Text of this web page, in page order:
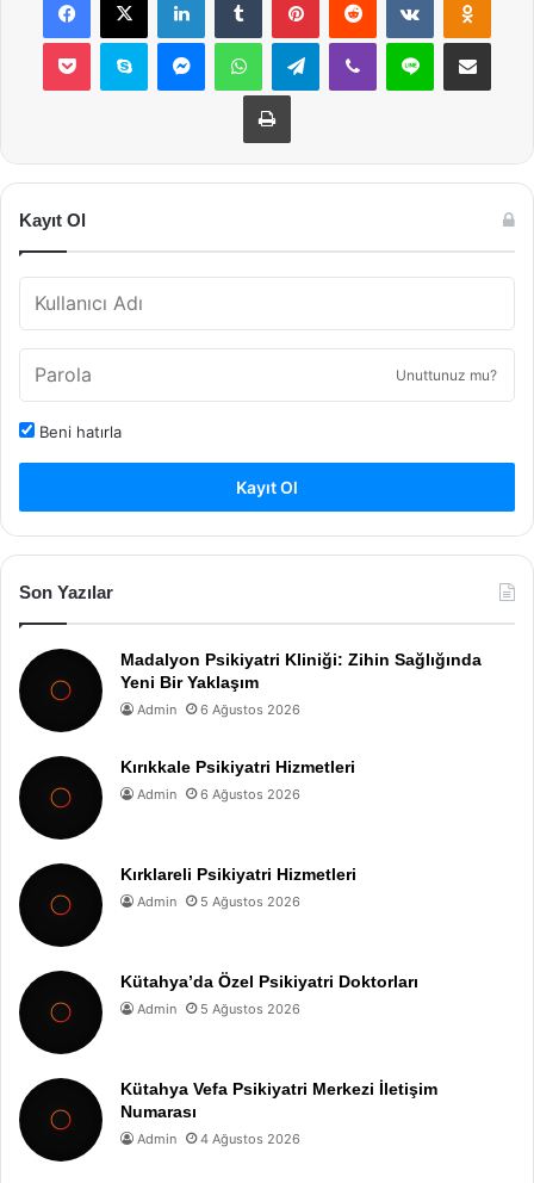
Pocket Skype MessengerWhatsAppTelegramViber Line E-Posta ile
Yazdır
Kayıt Ol
Unuttunuz mu?
Beni hatırla
Kayıt Ol
Son Yazılar
Madalyon Psikiyatri Kliniği: Zihin Sağlığında
Yeni Bir Yaklaşım
Admin 6 Ağustos 2026
Kırıkkale Psikiyatri Hizmetleri
Admin 6 Ağustos 2026
Kırklareli Psikiyatri Hizmetleri
Admin 5 Ağustos 2026
Kütahya’da Özel Psikiyatri Doktorları
Admin 5 Ağustos 2026
Kütahya Vefa Psikiyatri Merkezi İletişim
Numarası
Admin 4 Ağustos 2026